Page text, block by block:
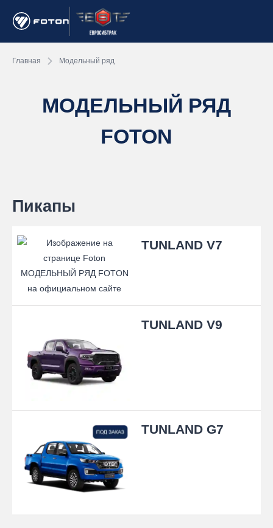
Главная Модельный ряд
МОДЕЛЬНЫЙ РЯД
FOTON
Пикапы
TUNLAND V7
TUNLAND V9
TUNLAND G7